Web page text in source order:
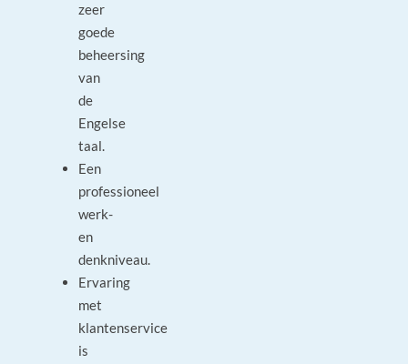
zeer
goede
beheersing
van
de
Engelse
taal.
Een
professioneel
werk-
en
denkniveau.
Ervaring
met
klantenservice
is